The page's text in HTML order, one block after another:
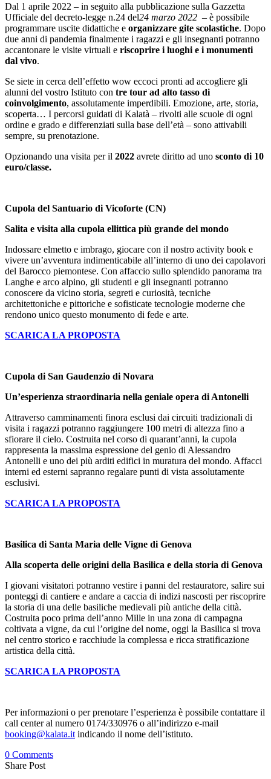
Dal 1 aprile 2022 – in seguito alla pubblicazione sulla Gazzetta
Ufficiale del decreto-legge n.24 del24 marzo 2022 – è possibile
programmare uscite didattiche e organizzare gite scolastiche. Dopo
due anni di pandemia finalmente i ragazzi e gli insegnanti potranno
accantonare le visite virtuali e riscoprire i luoghi e i monumenti
dal vivo.
Se siete in cerca dell’effetto wow eccoci pronti ad accogliere gli
alunni del vostro Istituto con tre tour ad alto tasso di
coinvolgimento, assolutamente imperdibili. Emozione, arte, storia,
scoperta… I percorsi guidati di Kalatà – rivolti alle scuole di ogni
ordine e grado e differenziati sulla base dell’età – sono attivabili
sempre, su prenotazione.
Opzionando una visita per il 2022 avrete diritto ad uno sconto di 10
euro/classe.
Cupola del Santuario di Vicoforte (CN)
Salita e visita alla cupola ellittica più grande del mondo
Indossare elmetto e imbrago, giocare con il nostro activity book e
vivere un’avventura indimenticabile all’interno di uno dei capolavori
del Barocco piemontese. Con affaccio sullo splendido panorama tra
Langhe e arco alpino, gli studenti e gli insegnanti potranno
conoscere da vicino storia, segreti e curiosità, tecniche
architettoniche e pittoriche e sofisticate tecnologie moderne che
rendono unico questo monumento di fede e arte.
SCARICA LA PROPOSTA
Cupola di San Gaudenzio di Novara
Un’esperienza straordinaria nella geniale opera di Antonelli
Attraverso camminamenti finora esclusi dai circuiti tradizionali di
visita i ragazzi potranno raggiungere 100 metri di altezza fino a
sfiorare il cielo. Costruita nel corso di quarant’anni, la cupola
rappresenta la massima espressione del genio di Alessandro
Antonelli e uno dei più arditi edifici in muratura del mondo. Affacci
interni ed esterni sapranno regalare punti di vista assolutamente
esclusivi.
SCARICA LA PROPOSTA
Basilica di Santa Maria delle Vigne di Genova
Alla scoperta delle origini della Basilica e della storia di Genova
I giovani visitatori potranno vestire i panni del restauratore, salire sui
ponteggi di cantiere e andare a caccia di indizi nascosti per riscoprire
la storia di una delle basiliche medievali più antiche della città.
Costruita poco prima dell’anno Mille in una zona di campagna
coltivata a vigne, da cui l’origine del nome, oggi la Basilica si trova
nel centro storico e racchiude la complessa e ricca stratificazione
artistica della città.
SCARICA LA PROPOSTA
Per informazioni o per prenotare l’esperienza è possibile contattare il
call center al numero 0174/330976 o all’indirizzo e-mail
booking@kalata.it indicando il nome dell’istituto.
0 Comments
Share Post